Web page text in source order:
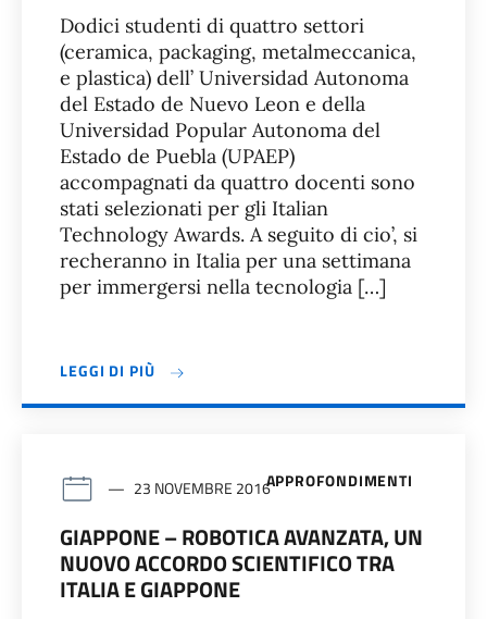
Dodici studenti di quattro settori
(ceramica, packaging, metalmeccanica,
e plastica) dell’ Universidad Autonoma
del Estado de Nuevo Leon e della
Universidad Popular Autonoma del
Estado de Puebla (UPAEP)
accompagnati da quattro docenti sono
stati selezionati per gli Italian
Technology Awards. A seguito di cio’, si
recheranno in Italia per una settimana
per immergersi nella tecnologia […]
LEGGI DI PIÙ
APPROFONDIMENTI
23 NOVEMBRE 2016
GIAPPONE – ROBOTICA AVANZATA, UN
NUOVO ACCORDO SCIENTIFICO TRA
ITALIA E GIAPPONE